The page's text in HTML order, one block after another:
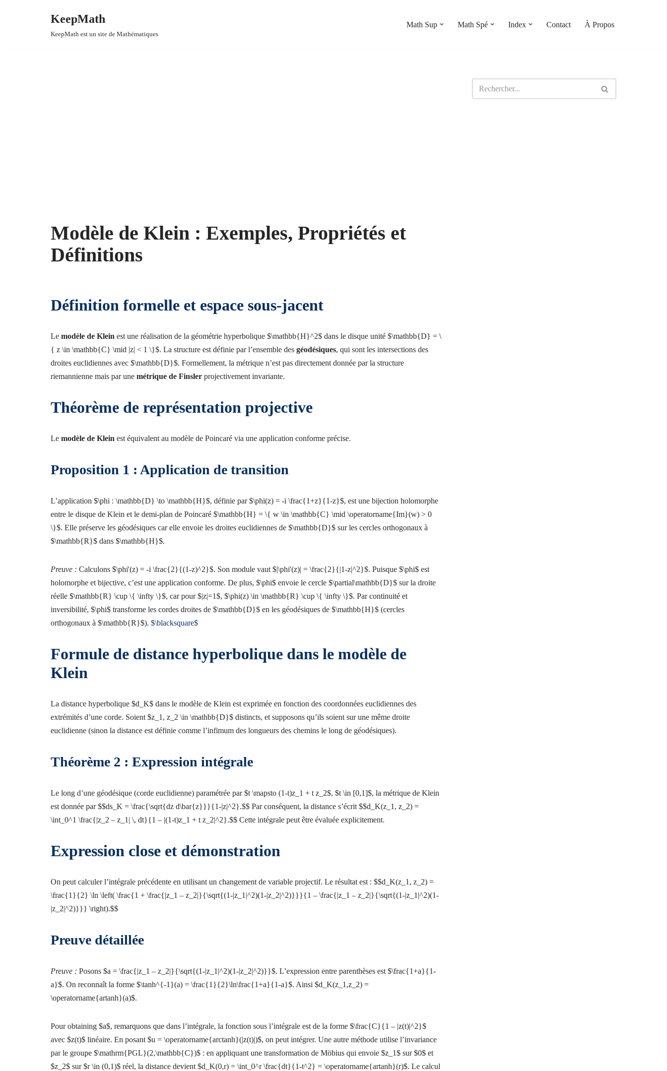
KeepMath
KeepMath est un site de Mathématiques
Math Sup Math Spé Index Contact À Propos
Modèle de Klein : Exemples, Propriétés et
Définitions
Définition formelle et espace sous-jacent
Le modèle de Klein est une réalisation de la géométrie hyperbolique $\mathbb{H}^2$ dans le disque unité $\mathbb{D} = \
{ z \in \mathbb{C} \mid |z| < 1 \}$. La structure est définie par l’ensemble des géodésiques, qui sont les intersections des
droites euclidiennes avec $\mathbb{D}$. Formellement, la métrique n’est pas directement donnée par la structure
riemannienne mais par une métrique de Finsler projectivement invariante.
Théorème de représentation projective
Le modèle de Klein est équivalent au modèle de Poincaré via une application conforme précise.
Proposition 1 : Application de transition
L’application $\phi : \mathbb{D} \to \mathbb{H}$, définie par $\phi(z) = -i \frac{1+z}{1-z}$, est une bijection holomorphe
entre le disque de Klein et le demi-plan de Poincaré $\mathbb{H} = \{ w \in \mathbb{C} \mid \operatorname{Im}(w) > 0
\}$. Elle préserve les géodésiques car elle envoie les droites euclidiennes de $\mathbb{D}$ sur les cercles orthogonaux à
$\mathbb{R}$ dans $\mathbb{H}$.
Preuve : Calculons $\phi'(z) = -i \frac{2}{(1-z)^2}$. Son module vaut $|\phi'(z)| = \frac{2}{|1-z|^2}$. Puisque $\phi$ est
holomorphe et bijective, c’est une application conforme. De plus, $\phi$ envoie le cercle $\partial\mathbb{D}$ sur la droite
réelle $\mathbb{R} \cup \{ \infty \}$, car pour $|z|=1$, $\phi(z) \in \mathbb{R} \cup \{ \infty \}$. Par continuité et
inversibilité, $\phi$ transforme les cordes droites de $\mathbb{D}$ en les géodésiques de $\mathbb{H}$ (cercles
orthogonaux à $\mathbb{R}$). $\blacksquare$
Formule de distance hyperbolique dans le modèle de
Klein
La distance hyperbolique $d_K$ dans le modèle de Klein est exprimée en fonction des coordonnées euclidiennes des
extrémités d’une corde. Soient $z_1, z_2 \in \mathbb{D}$ distincts, et supposons qu’ils soient sur une même droite
euclidienne (sinon la distance est définie comme l’infimum des longueurs des chemins le long de géodésiques).
Théorème 2 : Expression intégrale
Le long d’une géodésique (corde euclidienne) paramétrée par $t \mapsto (1-t)z_1 + t z_2$, $t \in [0,1]$, la métrique de Klein
est donnée par $$ds_K = \frac{\sqrt{dz d\bar{z}}}{1-|z|^2}.$$ Par conséquent, la distance s’écrit $$d_K(z_1, z_2) =
\int_0^1 \frac{|z_2 – z_1| \, dt}{1 – |(1-t)z_1 + t z_2|^2}.$$ Cette intégrale peut être évaluée explicitement.
Expression close et démonstration
On peut calculer l’intégrale précédente en utilisant un changement de variable projectif. Le résultat est : $$d_K(z_1, z_2) =
\frac{1}{2} \ln \left( \frac{1 + \frac{|z_1 – z_2|}{\sqrt{(1-|z_1|^2)(1-|z_2|^2)}}}{1 – \frac{|z_1 – z_2|}{\sqrt{(1-|z_1|^2)(1-
|z_2|^2)}}} \right).$$
Preuve détaillée
Preuve : Posons $a = \frac{|z_1 – z_2|}{\sqrt{(1-|z_1|^2)(1-|z_2|^2)}}$. L’expression entre parenthèses est $\frac{1+a}{1-
a}$. On reconnaît la forme $\tanh^{-1}(a) = \frac{1}{2}\ln\frac{1+a}{1-a}$. Ainsi $d_K(z_1,z_2) =
\operatorname{artanh}(a)$.
Pour obtaining $a$, remarquons que dans l’intégrale, la fonction sous l’intégrale est de la forme $\frac{C}{1 – |z(t)|^2}$
avec $z(t)$ linéaire. En posant $u = \operatorname{arctanh}(|z(t)|)$, on peut intégrer. Une autre méthode utilise l’invariance
par le groupe $\mathrm{PGL}(2,\mathbb{C})$ : en appliquant une transformation de Möbius qui envoie $z_1$ sur $0$ et
$z_2$ sur $r \in (0,1)$ réel, la distance devient $d_K(0,r) = \int_0^r \frac{dt}{1-t^2} = \operatorname{artanh}(r)$. Le calcul